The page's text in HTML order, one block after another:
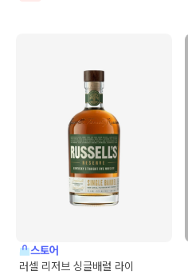
스토어
러셀 리저브 싱글배럴 라이